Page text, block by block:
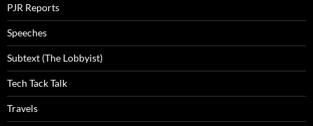
PJR Reports
Speeches
Subtext (The Lobbyist)
Tech Tack Talk
Travels